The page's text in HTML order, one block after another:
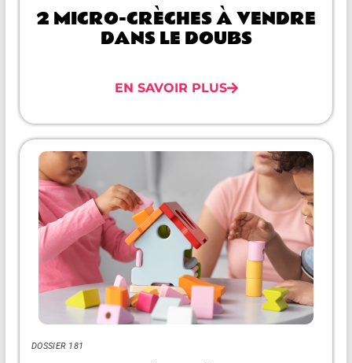
2 MICRO-CRÈCHES À VENDRE
DANS LE DOUBS
EN SAVOIR PLUS
DOSSIER 181